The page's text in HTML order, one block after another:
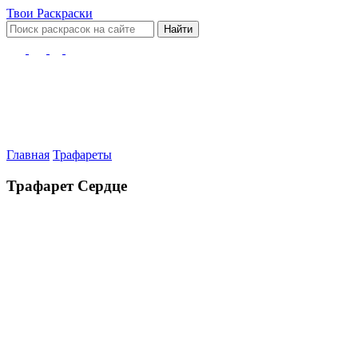
Твои Раскраски
Найти
Главная Трафареты
Трафарет Сердце